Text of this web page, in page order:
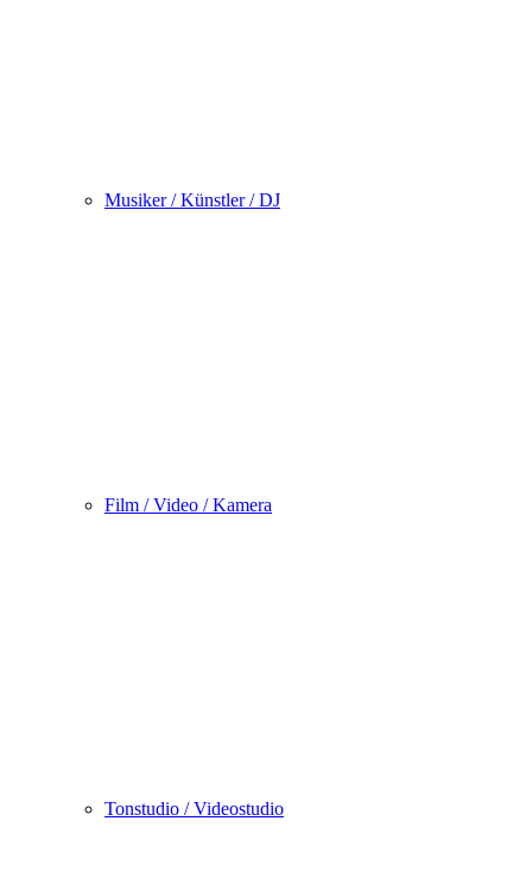
Musiker / Künstler / DJ
Film / Video / Kamera
Tonstudio / Videostudio